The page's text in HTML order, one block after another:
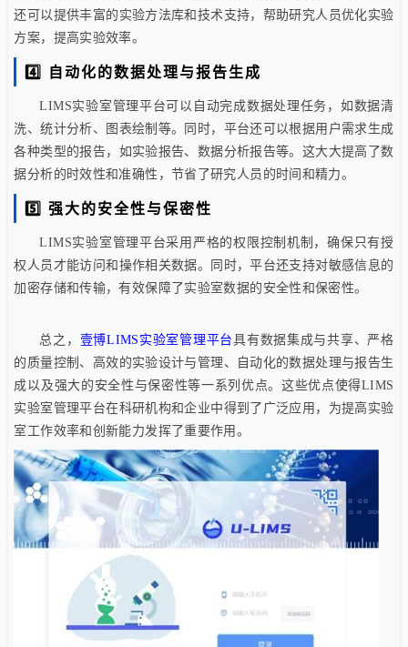
还可以提供丰富的实验方法库和技术支持，帮助研究人员优化实验
方案，提高实验效率。
4️⃣ 自动化的数据处理与报告生成
LIMS实验室管理平台可以自动完成数据处理任务，如数据清
洗、统计分析、图表绘制等。同时，平台还可以根据用户需求生成
各种类型的报告，如实验报告、数据分析报告等。这大大提高了数
据分析的时效性和准确性，节省了研究人员的时间和精力。
5️⃣ 强大的安全性与保密性
LIMS实验室管理平台采用严格的权限控制机制，确保只有授
权人员才能访问和操作相关数据。同时，平台还支持对敏感信息的
加密存储和传输，有效保障了实验室数据的安全性和保密性。
总之， 壹博LIMS实验室管理平台具有数据集成与共享、严格
的质量控制、高效的实验设计与管理、自动化的数据处理与报告生
成以及强大的安全性与保密性等一系列优点。这些优点使得LIMS
实验室管理平台在科研机构和企业中得到了广泛应用，为提高实验
室工作效率和创新能力发挥了重要作用。